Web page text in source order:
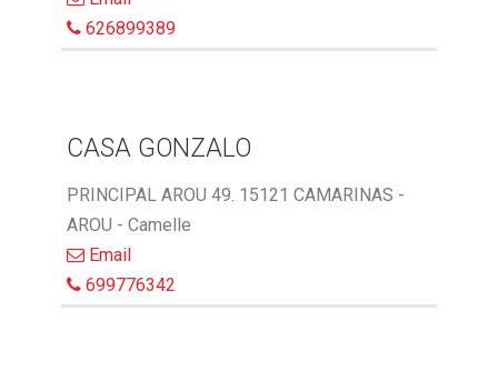
626899389
CASA GONZALO
PRINCIPAL AROU 49. 15121 CAMARINAS -
AROU - Camelle
Email
699776342